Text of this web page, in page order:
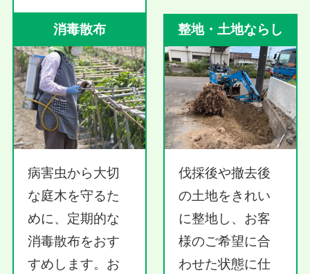
消毒散布
病害虫から大切
な庭木を守るた
めに、定期的な
消毒散布をおす
すめします。お
整地・土地ならし
伐採後や撤去後
の土地をきれい
に整地し、お客
様のご希望に合
わせた状態に仕